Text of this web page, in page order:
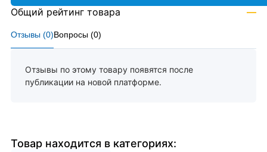
Отзывы (0)Вопросы (0)
Отзывы по этому товару появятся после
публикации на новой платформе.
Общий рейтинг товара —
Товар находится в категориях: